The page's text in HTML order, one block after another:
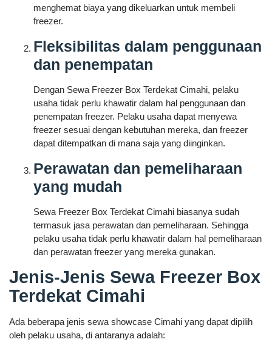
menghemat biaya yang dikeluarkan untuk membeli
freezer.
Fleksibilitas dalam penggunaan
dan penempatan
Dengan Sewa Freezer Box Terdekat Cimahi, pelaku
usaha tidak perlu khawatir dalam hal penggunaan dan
penempatan freezer. Pelaku usaha dapat menyewa
freezer sesuai dengan kebutuhan mereka, dan freezer
dapat ditempatkan di mana saja yang diinginkan.
Perawatan dan pemeliharaan
yang mudah
Sewa Freezer Box Terdekat Cimahi biasanya sudah
termasuk jasa perawatan dan pemeliharaan. Sehingga
pelaku usaha tidak perlu khawatir dalam hal pemeliharaan
dan perawatan freezer yang mereka gunakan.
Jenis-Jenis Sewa Freezer Box
Terdekat Cimahi
Ada beberapa jenis sewa showcase Cimahi yang dapat dipilih
oleh pelaku usaha, di antaranya adalah: